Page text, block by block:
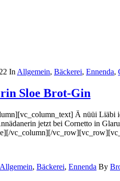
InAllgemein, Bäckerei, Ennenda,
Sloe Brot-Gin
Ä nüüi Liäbi
jetzt bei Cornetto in
vc_column][/
Allgemein, Bäckerei, Ennenda By